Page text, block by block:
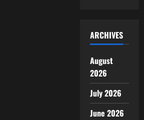
ARCHIVES
August
2026
July 2026
June 2026